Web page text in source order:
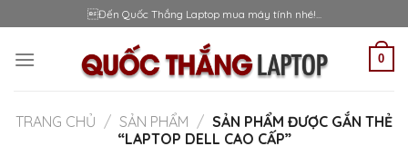
to
content
Đến Quốc Thắng Laptop mua máy tính nhé!...
0
TRANG CHỦ / SẢN PHẨM / SẢN PHẨM ĐƯỢC GẮN THẺ
“LAPTOP DELL CAO CẤP”